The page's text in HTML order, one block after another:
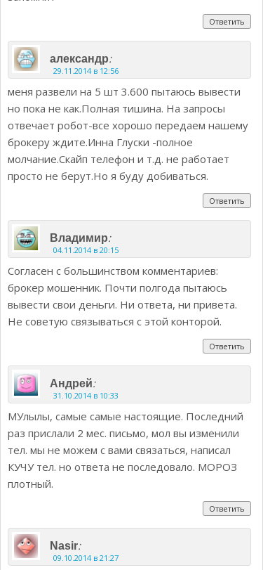
Ответить
александр:
29.11.2014 в 12:56
меня развели на 5 шт 3.600 пытаюсь вывести
но пока не как.Полная тишина. На запросы
отвечает робот-все хорошо передаем нашему
брокеру ждите.Инна Глуски -полное
молчание.Скайп телефон и т.д. не работает
просто не берут.Но я буду добиваться.
Ответить
Владимир:
04.11.2014 в 20:15
Согласен с большинством комментариев:
брокер мошенник. Почти полгода пытаюсь
вывести свои деньги. Ни ответа, ни привета.
Не советую связываться с этой конторой.
Ответить
Андрей:
31.10.2014 в 10:33
МУлылы, самые самые настоящие. Последний
раз прислали 2 мес. письмо, мол вы изменили
тел. мы не можем с вами связаться, написал
КУЧУ тел. но ответа не последовало. МОРОЗ
плотный.
Ответить
Nasir:
09.10.2014 в 21:27